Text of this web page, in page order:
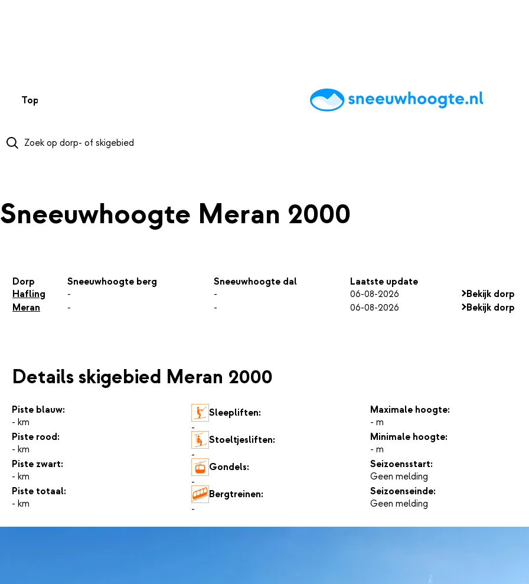
Top 50 AccommodatiesTipsReviewsLive updatesApp
Sneeuwhoogte Meran 2000
Dorp Sneeuwhoogte berg Sneeuwhoogte dal
Laatste update
Hafling
- - 06-08-2026
Bekijk dorp
Meran
- - 06-08-2026 Bekijk dorp
Details skigebied Meran 2000
Piste blauw:
- km
Piste rood:
- km
Piste zwart:
- km
Piste totaal:
- km
Sleepliften:
-
Stoeltjesliften:
-
Gondels:
-
Bergtreinen:
-
Maximale hoogte:
- m
Minimale hoogte:
- m
Seizoensstart:
Geen melding
Seizoenseinde:
Geen melding